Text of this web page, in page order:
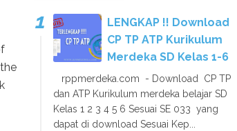
LENGKAP !! Download
CP TP ATP Kurikulum
Merdeka SD Kelas 1-6
rppmerdeka.com - Download CP TP
dan ATP Kurikulum merdeka belajar SD
Kelas 1 2 3 4 5 6 Sesuai SE 033 yang
dapat di download Sesuai Kep...